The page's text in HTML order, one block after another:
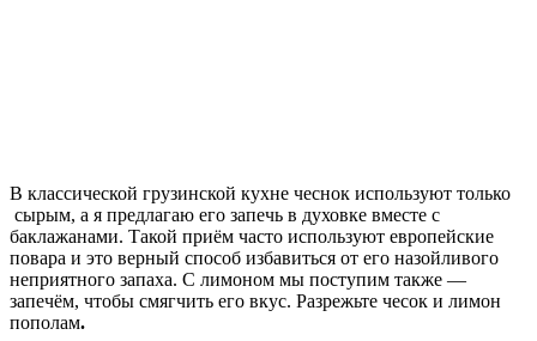
В классической грузинской кухне чеснок используют только
сырым, а я предлагаю его запечь в духовке вместе с
баклажанами. Такой приём часто используют европейские
повара и это верный способ избавиться от его назойливого
неприятного запаха. С лимоном мы поступим также —
запечём, чтобы смягчить его вкус. Разрежьте чесок и лимон
пополам.